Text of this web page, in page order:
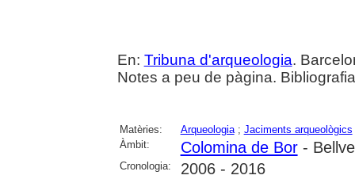
En: Tribuna d'arqueologia.
Notes a peu de pàgina.
Matèries: Arqueologia; Jaciments arqueològics
Àmbit:
Colomina de Bor-
Cronologia: 2006 - 2016